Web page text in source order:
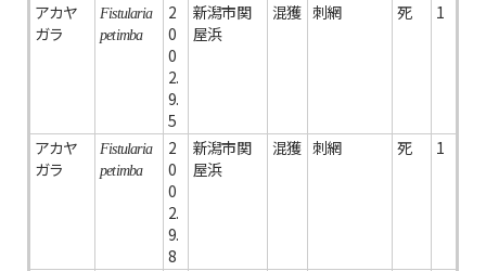
アカヤ
ガラ
Fistularia
petimba
2
0
0
2.
9.
5
新潟市関
屋浜
混獲 刺網 死 1
アカヤ
ガラ
Fistularia
petimba
2
0
0
2.
9.
8
新潟市関
屋浜
混獲 刺網 死 1